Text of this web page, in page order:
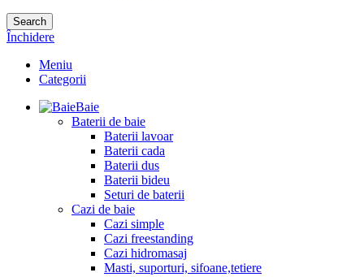
Search
Închidere
Meniu
Categorii
Baie
Baterii de baie
Baterii lavoar
Baterii cada
Baterii dus
Baterii bideu
Seturi de baterii
Cazi de baie
Cazi simple
Cazi freestanding
Cazi hidromasaj
Masti, suporturi, sifoane,tetiere